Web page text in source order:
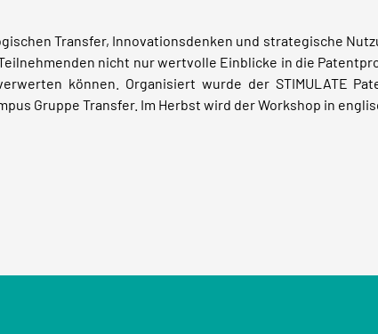
Transfer, Innovationsdenken und strategische
nicht nur wertvolle Einblicke in die
können. Organisiert wurde der STIMULATE
Gruppe Transfer. Im Herbst wird der Workshop in